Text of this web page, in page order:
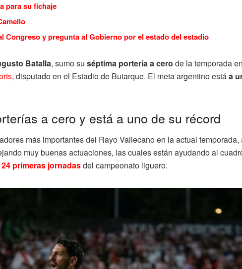
para su fichaje
Congreso y pregunta al Gobierno por el estado del estadio
Batalla, sumo su séptima portería a cero de la temporada
disputado en el Estadio de Butarque. El meta argentino estáa
a cero y está a uno de su récord
más importantes del Rayo Vallecano en la actual
muy buenas actuaciones, las cuales están ayudando al
primeras jornadasdel campeonato liguero.